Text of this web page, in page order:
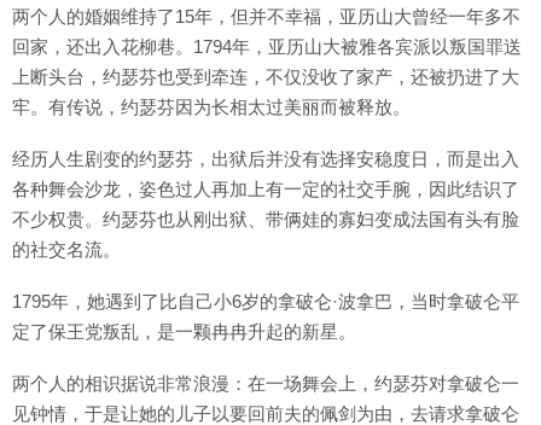
两个人的婚姻维持了15年，但并不幸福，亚历山大曾经一年多不
回家，还出入花柳巷。1794年，亚历山大被雅各宾派以叛国罪送
上断头台，约瑟芬也受到牵连，不仅没收了家产，还被扔进了大
牢。有传说，约瑟芬因为长相太过美丽而被释放。
经历人生剧变的约瑟芬，出狱后并没有选择安稳度日，而是出入
各种舞会沙龙，姿色过人再加上有一定的社交手腕，因此结识了
不少权贵。约瑟芬也从刚出狱、带俩娃的寡妇变成法国有头有脸
的社交名流。
1795年，她遇到了比自己小6岁的拿破仑·波拿巴，当时拿破仑平
定了保王党叛乱，是一颗冉冉升起的新星。
两个人的相识据说非常浪漫：在一场舞会上，约瑟芬对拿破仑一
见钟情，于是让她的儿子以要回前夫的佩剑为由，去请求拿破仑